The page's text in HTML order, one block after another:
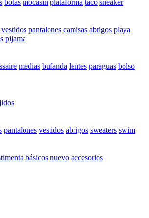
botas mocasín plataforma taco sneaker
vestidos pantalones camisas abrigos playa
pijama
medias bufanda lentes paraguas bolso
pantalones vestidos abrigos sweaters swim
básicos nuevo accesorios